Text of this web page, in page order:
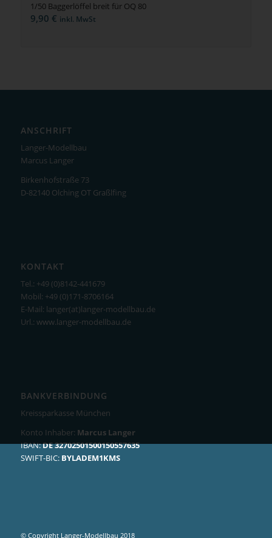
1/50 Baggerlöffel breit für OQ 80
9,90 € inkl. MwSt
ANSCHRIFT
Langer-Modellbau
Marcus Langer
Birkenhofstraße 73
D-82140 Olching OT Graßlfing
KONTAKT
Tel.: +49 (0)8142-441679
Mobil: +49 (0)171-8706164
E-Mail: langer(at)langer-modellbau.de
Url.: www.langer-modellbau.de
BANKVERBINDUNG
Kreissparkasse München
Konto Inhaber: Marcus Langer
IBAN:DE 32702501500150557635
SWIFT-BIC: BYLADEM1KMS
© Copyright Langer-Modellbau 2018